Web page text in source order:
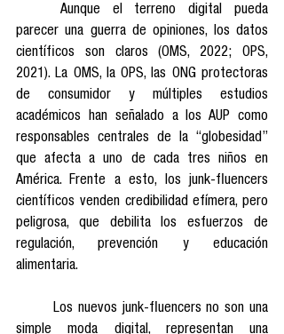
parecer una guerra de opiniones, los datos
científicos son claros (OMS, 2022; OPS,
2021). La OMS, la OPS, las ONG protectoras
de consumidor y múltiples estudios
académicos han señalado a los AUP como
responsables centrales de la “globesidad”
que afecta a uno de cada tres niños en
América. Frente a esto, los junk-fluencers
científicos venden credibilidad efímera, pero
peligrosa, que debilita los esfuerzos de
regulación, prevención y educación
alimentaria.
simple moda digital, representan una